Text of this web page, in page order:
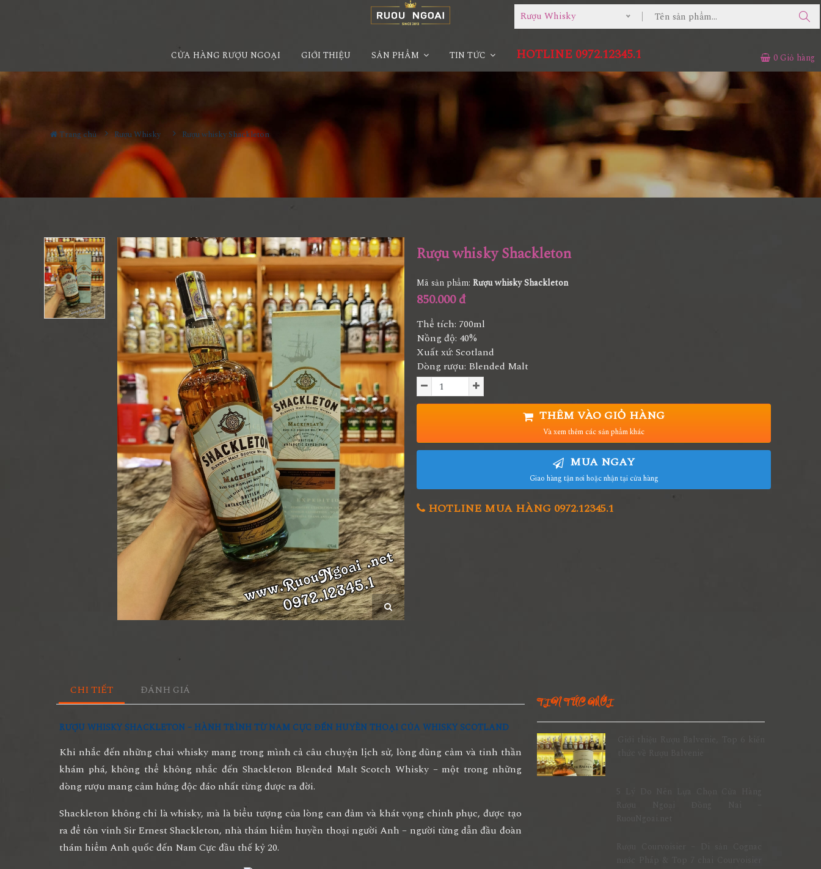
Rượu Whisky
CỬA HÀNG RƯỢU NGOẠI GIỚI THIỆU SẢN PHẨM TIN TỨC HOTLINE 0972.12345.1 0 Giỏ hàng
Trang chủ Rượu Whisky Rượu whisky Shackleton
Rượu whisky Shackleton
Mã sản phẩm: Rượu whisky Shackleton
850.000 đ
Thể tích: 700ml
Nồng độ: 40%
Xuất xứ: Scotland
Dòng rượu: Blended Malt
THÊM VÀO GIỎ HÀNG
Và xem thêm các sản phẩm khác
MUA NGAY
Giao hàng tận nơi hoặc nhận tại cửa hàng
HOTLINE MUA HÀNG 0972.12345.1
CHI TIẾT ĐÁNH GIÁ
RƯỢU WHISKY SHACKLETON – HÀNH TRÌNH TỪ NAM CỰC ĐẾN HUYỀN THOẠI CỦA WHISKY SCOTLAND
Khi nhắc đến những chai whisky mang trong mình cảcâu chuyện lịch sử, lòng dũng cảm và tinh thần
khám phá, không thể không nhắc đến Shackleton Blended Malt Scotch Whisky – một trong những
dòng rượu mang cảm hứng độc đáo nhất từng được ra đời.
Shackleton không chỉ là whisky, mà là biểu tượng của lòng can đảm và khát vọng chinh phục, được tạo
ra để tôn vinh Sir Ernest Shackleton, nhà thám hiểm huyền thoại người Anh – người từng dẫn đầu đoàn
thám hiểm Anh quốc đến Nam Cực đầu thế kỷ 20.
TIN TỨC MỚI